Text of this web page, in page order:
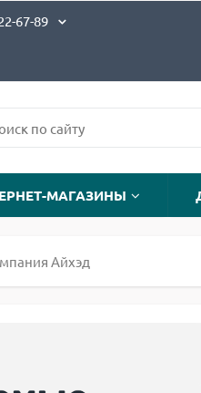
67-89
МАГАЗИНЫ
Айхэд